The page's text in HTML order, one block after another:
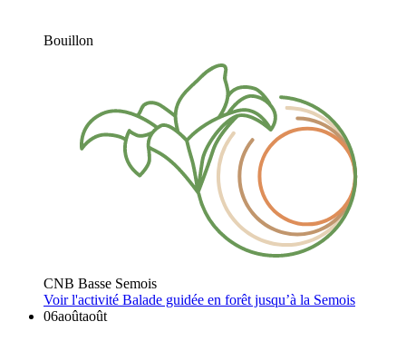
Bouillon
CNB Basse Semois
Voir l'activité Balade guidée en forêt jusqu’à la Semois
06aoûtaoût